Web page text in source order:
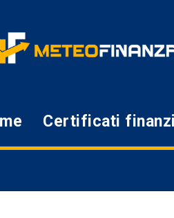
Certificati